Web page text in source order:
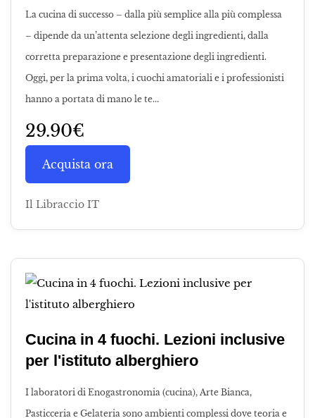
La cucina di successo – dalla più semplice alla più complessa
– dipende da un’attenta selezione degli ingredienti, dalla
corretta preparazione e presentazione degli ingredienti.
Oggi, per la prima volta, i cuochi amatoriali e i professionisti
hanno a portata di mano le te...
29.90€
Acquista ora
Il Libraccio IT
Cucina in 4 fuochi. Lezioni inclusive
per l'istituto alberghiero
I laboratori di Enogastronomia (cucina), Arte Bianca,
Pasticceria e Gelateria sono ambienti complessi dove teoria e